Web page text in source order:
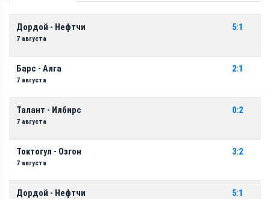
Дордой - Нефтчи
7 августа
5:1
Барс - Алга
7 августа
2:1
Талант - Илбирс
7 августа
0:2
Токтогул - Озгон
7 августа
3:2
Дордой - Нефтчи 5:1